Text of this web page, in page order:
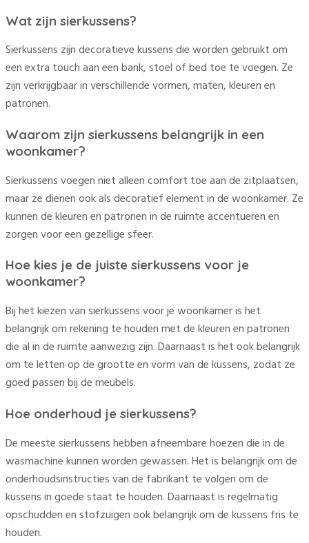
Wat zijn sierkussens?
Sierkussens zijn decoratieve kussens die worden gebruikt om
een extra touch aan een bank, stoel of bed toe te voegen. Ze
zijn verkrijgbaar in verschillende vormen, maten, kleuren en
patronen.
Waarom zijn sierkussens belangrijk in een
woonkamer?
Sierkussens voegen niet alleen comfort toe aan de zitplaatsen,
maar ze dienen ook als decoratief element in de woonkamer. Ze
kunnen de kleuren en patronen in de ruimte accentueren en
zorgen voor een gezellige sfeer.
Hoe kies je de juiste sierkussens voor je
woonkamer?
Bij het kiezen van sierkussens voor je woonkamer is het
belangrijk om rekening te houden met de kleuren en patronen
die al in de ruimte aanwezig zijn. Daarnaast is het ook belangrijk
om te letten op de grootte en vorm van de kussens, zodat ze
goed passen bij de meubels.
Hoe onderhoud je sierkussens?
De meeste sierkussens hebben afneembare hoezen die in de
wasmachine kunnen worden gewassen. Het is belangrijk om de
onderhoudsinstructies van de fabrikant te volgen om de
kussens in goede staat te houden. Daarnaast is regelmatig
opschudden en stofzuigen ook belangrijk om de kussens fris te
houden.